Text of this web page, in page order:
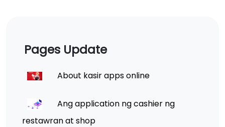
Pages Update
About kasir apps online
Ang application ng cashier ng
restawran at shop